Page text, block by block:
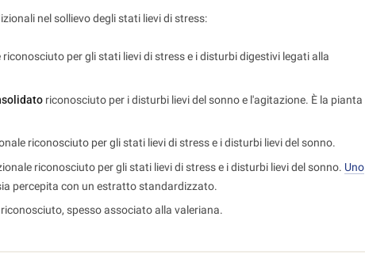
nel sollievo degli stati lievi di stress:
per gli stati lievi di stress e i disturbi digestivi legati alla
riconosciuto per i disturbi lievi del sonno e l'agitazione. È la pianta
riconosciuto per gli stati lievi di stress e i disturbi lievi del sonno.
riconosciuto per gli stati lievi di stress e i disturbi lievi del sonno. Uno
percepita con un estratto standardizzato.
spesso associato alla valeriana.